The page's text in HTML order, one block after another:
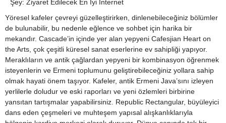
Yöresel kafeler çevreyi güzelleştirirken, dinlenebileceğiniz bölümler
de bulunabilir, bu nedenle eğlence ve sohbet için harika bir
mekandır. Cascade’in içinde yer alan yepyeni Cafesjian Heart on
the Arts, çok çeşitli küresel sanat eserlerine ev sahipliği yapıyor.
Meraklıların ve antik çağlardan yepyeni bir kombinasyon öğrenmek
isteyenlerin ve Ermeni toplumunu geliştirebileceğiniz yollara sahip
olmak hayati önem taşıyor. Kafeler, antik Ermeni Java’sını izleyen
yerlilerle doludur ve eski raporları ve yeni özlemleri birbirine
yansıtan tartışmalar yapabilirsiniz. Republic Rectangular, büyüleyici
dans eden çeşmeleri ve muhteşem yapısal alışkanlıklarıyla